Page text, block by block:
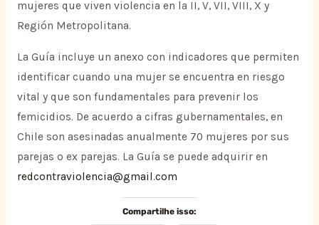
mujeres que viven violencia en la II, V, VII, VIII, X y
Región Metropolitana.
La Guía incluye un anexo con indicadores que permiten
identificar cuando una mujer se encuentra en riesgo
vital y que son fundamentales para prevenir los
femicidios. De acuerdo a cifras gubernamentales, en
Chile son asesinadas anualmente 70 mujeres por sus
parejas o ex parejas. La Guía se puede adquirir en
redcontraviolencia@gmail.com
Compartilhe isso: